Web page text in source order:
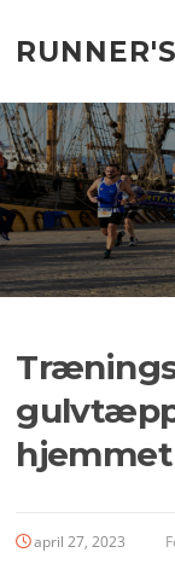
indhold
april 27, 2023